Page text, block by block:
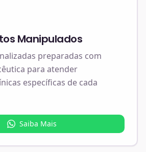
Manipulados
preparadas com
para atender
específicas de cada
Saiba Mais